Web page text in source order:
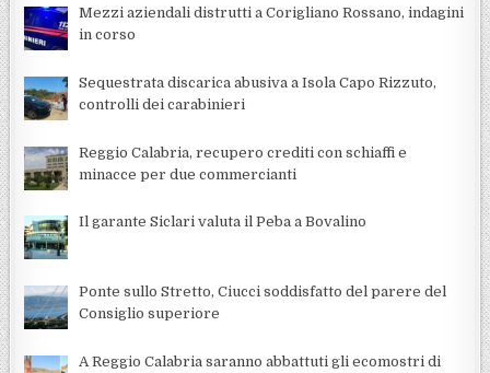
Mezzi aziendali distrutti a Corigliano Rossano, indagini
in corso
Sequestrata discarica abusiva a Isola Capo Rizzuto,
controlli dei carabinieri
Reggio Calabria, recupero crediti con schiaffi e
minacce per due commercianti
Il garante Siclari valuta il Peba a Bovalino
Ponte sullo Stretto, Ciucci soddisfatto del parere del
Consiglio superiore
A Reggio Calabria saranno abbattuti gli ecomostri di